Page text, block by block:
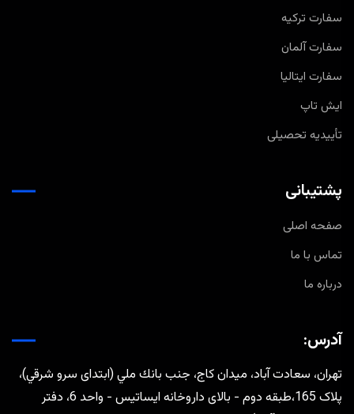
سفارت ترکیه
سفارت آلمان
سفارت ایتالیا
ایش تاپ
تأییدیه تحصیلی
پشتیبانی
صفحه اصلی
تماس با ما
درباره ما
آدرس:
تهران، سعادت آباد، ميدان كاج، جنب بانك ملي (ابتدای سرو شرقي)،
پلاک 165،طبقه دوم - بالای داروخانه ایساتیس - واحد 6، دفتر